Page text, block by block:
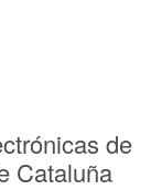
de
Cataluña